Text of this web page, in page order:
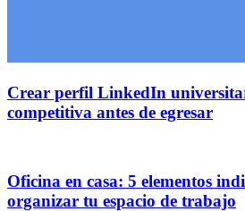
Crear perfil LinkedIn
competitiva antes de egresar
Oficina en casa: 5 elementos
organizar tu espacio de trabajo